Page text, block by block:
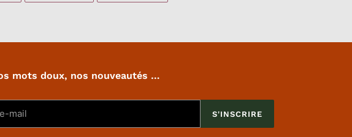
FACEBOOK
TWITTER
PINTEREST
mots doux, nos nouveautés …
S'INSCRIRE